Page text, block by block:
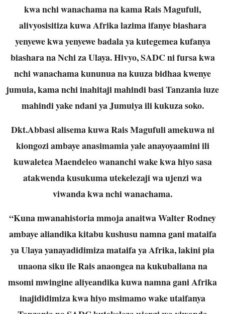
kwa nchi wanachama na kama RaisMagufuli,
alivyosisitiza kuwa Afrika lazima ifanye biashara
yenyewe kwa yenyewebadala ya kutegemea kufanya
biashara na Nchi za Ulaya. Hivyo, SADC ni fursa kwa
nchi wanachama kununua na kuuza bidhaa kwenye
jumuia, kama nchi inahitajimahindi basi Tanzania iuze
mahindi yake ndani ya Jumuiya ili kukuza soko.
Dkt.Abbasi alisema kuwa Rais Magufuli amekuwa ni
kiongozi ambaye anasimamia yaleanayoyaamini ili
kuwaletea Maendeleo wananchi wake kwa hiyo sasa
atakwendakusukuma utekelezaji wa ujenzi wa
viwanda kwa nchi wanachama.
“Kuna mwanahistoria mmoja anaitwa Walter Rodney
ambaye aliandika kitabu kushusunamna gani mataifa
ya Ulaya yanayadidimiza mataifa ya Afrika, lakini pia
unaona sikuile Rais anaongea na kukubaliana na
msomi mwingine aliyeandika kuwa namna ganiAfrika
inajididimiza kwa hiyo msimamo wake utaifanya